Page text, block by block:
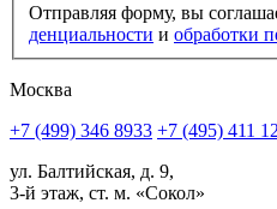
Отправляя форму, вы
ден­циальности и обработки
Москва
+7 (499) 346 8933 +7 (495) 411
ул. Балтийская, д. 9,
3-й этаж, ст. м. «Сокол»